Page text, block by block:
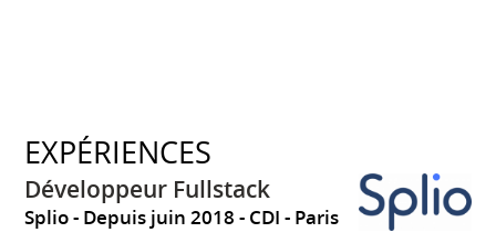
EXPÉRIENCES
Développeur Fullstack
Splio Depuis juin 2018 CDI Paris